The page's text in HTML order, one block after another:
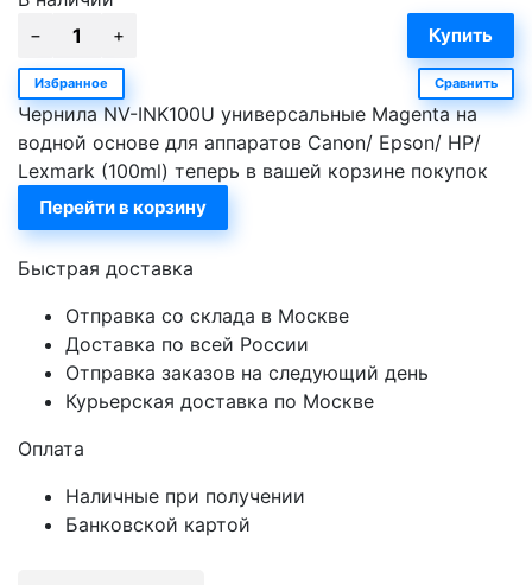
Избранное Сравнить
Чернила NV-INK100U универсальные Magenta на
водной основе для аппаратов Сanon/ Epson/ НР/
Lexmark (100ml) теперь в вашей корзине покупок
Перейти в корзину
Быстрая доставка
Отправка со склада в Москве
Доставка по всей России
Отправка заказов на следующий день
Курьерская доставка по Москве
Оплата
Наличные при получении
Банковской картой